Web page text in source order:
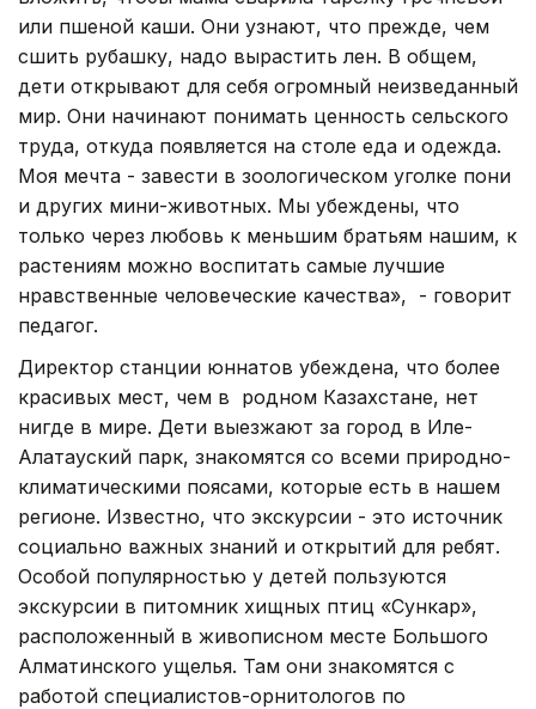
или пшеной каши. Они узнают, что прежде, чем
сшить рубашку, надо вырастить лен. В общем,
дети открывают для себя огромный неизведанный
мир. Они начинают понимать ценность сельского
труда, откуда появляется на столе еда и одежда.
Моя мечта - завести в зоологическом уголке пони
и других мини-животных. Мы убеждены, что
только через любовь к меньшим братьям нашим, к
растениям можно воспитать самые лучшие
нравственные человеческие качества», - говорит
педагог.
Директор станции юннатов убеждена, что более
красивых мест, чем в родном Казахстане, нет
нигде в мире. Дети выезжают за город в Иле-
Алатауский парк, знакомятся со всеми природно-
климатическими поясами, которые есть в нашем
регионе. Известно, что экскурсии - это источник
социально важных знаний и открытий для ребят.
Особой популярностью у детей пользуются
экскурсии в питомник хищных птиц «Сункар»,
расположенный в живописном месте Большого
Алматинского ущелья. Там они знакомятся с
работой специалистов-орнитологов по